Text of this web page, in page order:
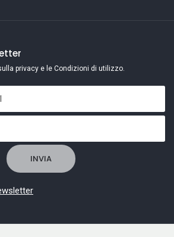
privacy e le Condizioni di utilizzo.